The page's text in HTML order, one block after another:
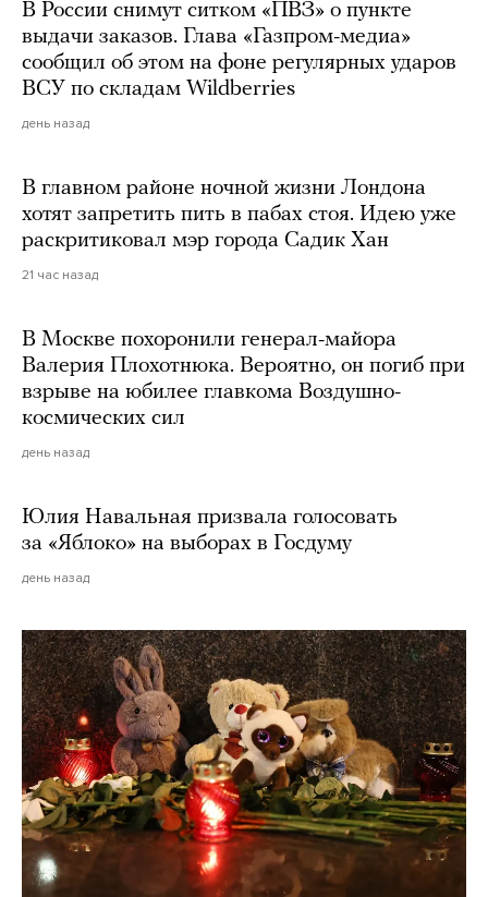
В России снимут ситком «ПВЗ» о пункте
выдачи заказов. Глава «Газпром-медиа»
сообщил об этом на фоне регулярных ударов
ВСУ по складам Wildberries
день назад
В главном районе ночной жизни Лондона
хотят запретить пить в пабах стоя. Идею уже
раскритиковал мэр города Садик Хан
21 час назад
В Москве похоронили генерал-майора
Валерия Плохотнюка. Вероятно, он погиб при
взрыве на юбилее главкома Воздушно-
космических сил
день назад
Юлия Навальная призвала голосовать
за «Яблоко» на выборах в Госдуму
день назад